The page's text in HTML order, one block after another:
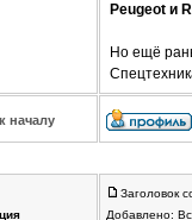
Peugeot и
Но ещё
началу
Заголовок
Добавлено: